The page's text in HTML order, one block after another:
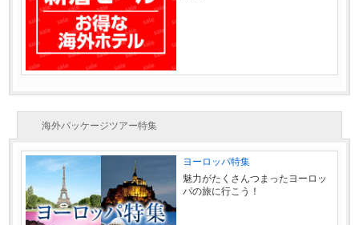
海外パッケージツアー特集
ヨーロッパ特集
魅力がたくさんつまったヨーロッ
パの旅に行こう！